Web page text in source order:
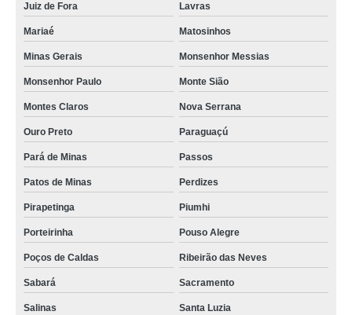
Juiz de Fora Lavras
Mariaé Matosinhos
Minas Gerais Monsenhor Messias
Monsenhor Paulo Monte Sião
Montes Claros Nova Serrana
Ouro Preto Paraguaçú
Pará de Minas Passos
Patos de Minas Perdizes
Pirapetinga Piumhi
Porteirinha Pouso Alegre
Poços de Caldas Ribeirão das Neves
Sabará Sacramento
Salinas Santa Luzia